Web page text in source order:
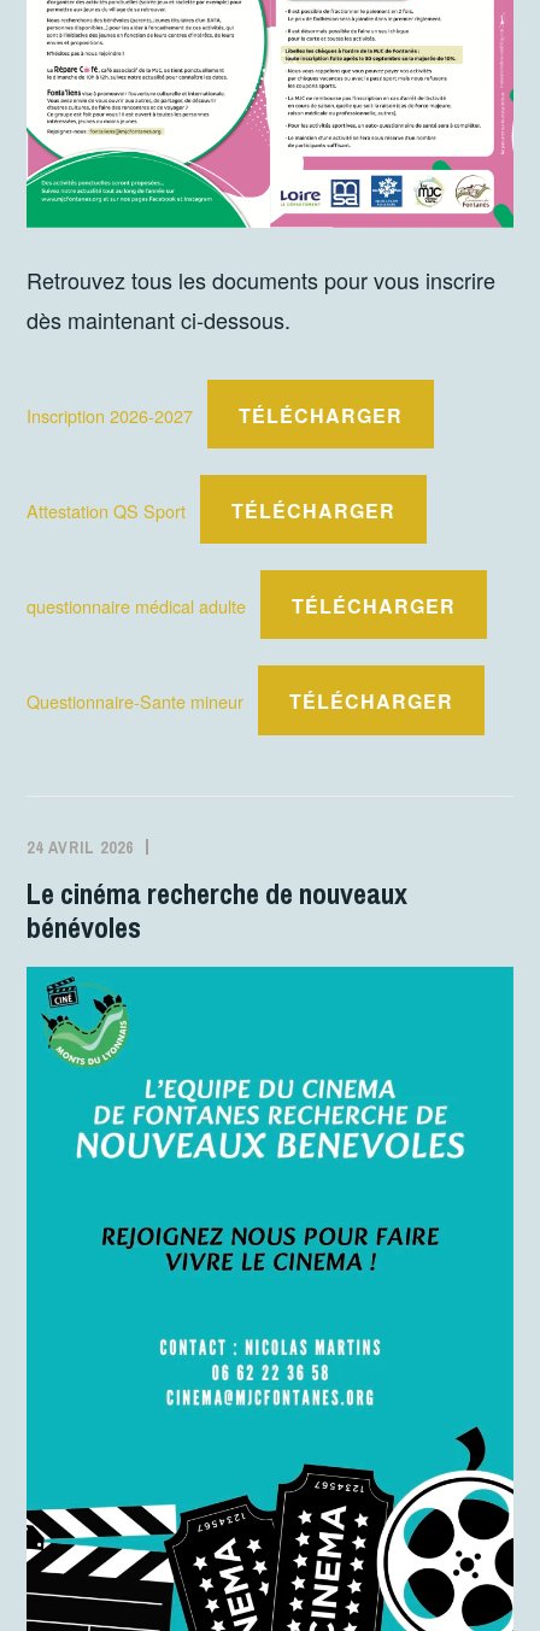
Retrouvez tous les documents pour vous inscrire
dès maintenant ci-dessous.
Inscription 2026-2027 TÉLÉCHARGER
Attestation QS Sport TÉLÉCHARGER
questionnaire médical adulte TÉLÉCHARGER
Questionnaire-Sante mineur TÉLÉCHARGER
24 AVRIL 2026
Le cinéma recherche de nouveaux
bénévoles